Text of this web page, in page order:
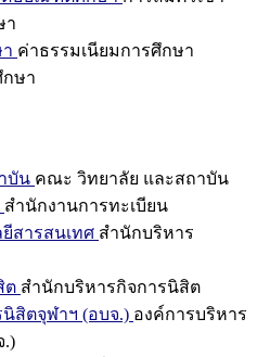
า
ค่าธรรมเนียมการศึกษา
ษา
บัน คณะ วิทยาลัย และสถาบัน
สำนักงานการทะเบียน
สารสนเทศ สำนักบริหาร
ต สำนักบริหารกิจการนิสิต
สิตจุฬาฯ (อบจ.) องค์การบริหาร
.)